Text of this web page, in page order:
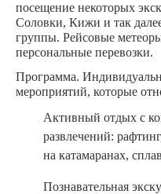
посещение некоторых
Соловки, Кижи и так
группы. Рейсовые
персональные перевозки.
Программа.
мероприятий, которые
Активный отдых с
развлечений:
на катамаранах,
Познавательная